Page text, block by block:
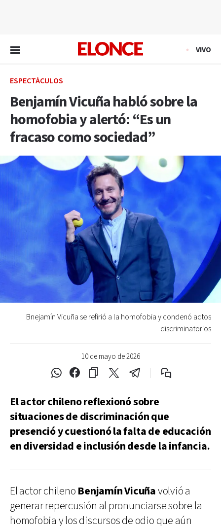
VIVO
ESPECTÁCULOS
Benjamín Vicuña habló sobre la
homofobia y alertó: “Es un
fracaso como sociedad”
10 de mayo de 2026
Bnejamín Vicuña se refirió a la homofobia y condenó actos
discriminatorios
El actor chileno reflexionó sobre
situaciones de discriminación que
presenció y cuestionó la falta de educación
en diversidad e inclusión desde la infancia.
El actor chileno Benjamín Vicuñavolvió a
generar repercusión al pronunciarse sobre la
homofobia y los discursos de odio que aún